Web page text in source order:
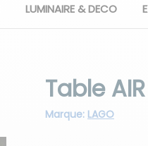
LUMINAIRE & DECO
Table
Marque: LAGO